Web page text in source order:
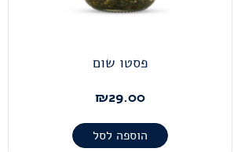
פסטו שום
₪29.00
הוספה לסל